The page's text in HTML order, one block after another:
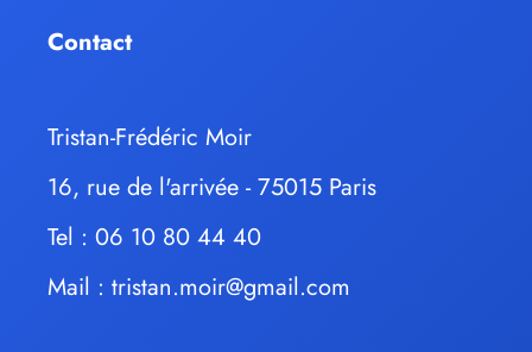
Contact
Tristan-Frédéric Moir
16, rue de l'arrivée - 75015 Paris
Tel : 06 10 80 44 40
Mail : tristan.moir@gmail.com